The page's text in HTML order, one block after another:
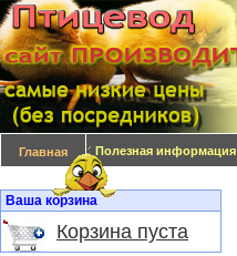
Главная Полезная информация
Ваша корзина
Корзина пуста